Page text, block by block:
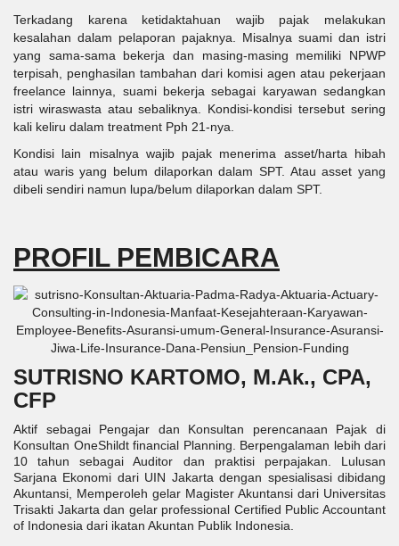
Terkadang karena ketidaktahuan wajib pajak melakukan
kesalahan dalam pelaporan pajaknya. Misalnya suami dan istri
yang sama-sama bekerja dan masing-masing memiliki NPWP
terpisah, penghasilan tambahan dari komisi agen atau pekerjaan
freelance lainnya, suami bekerja sebagai karyawan sedangkan
istri wiraswasta atau sebaliknya. Kondisi-kondisi tersebut sering
kali keliru dalam treatment Pph 21-nya.
Kondisi lain misalnya wajib pajak menerima asset/harta hibah
atau waris yang belum dilaporkan dalam SPT. Atau asset yang
dibeli sendiri namun lupa/belum dilaporkan dalam SPT.
PROFIL PEMBICARA
SUTRISNO KARTOMO, M.Ak., CPA,
CFP
Aktif sebagai Pengajar dan Konsultan perencanaan Pajak di
Konsultan OneShildt financial Planning. Berpengalaman lebih dari
10 tahun sebagai Auditor dan praktisi perpajakan. Lulusan
Sarjana Ekonomi dari UIN Jakarta dengan spesialisasi dibidang
Akuntansi, Memperoleh gelar Magister Akuntansi dari Universitas
Trisakti Jakarta dan gelar professional Certified Public Accountant
of Indonesia dari ikatan Akuntan Publik Indonesia.